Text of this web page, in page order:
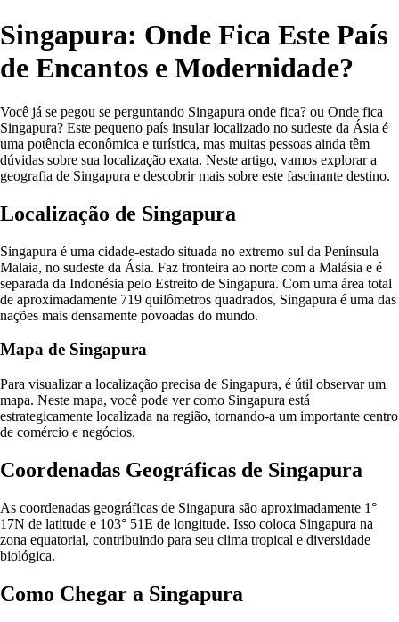
Singapura: Onde Fica Este País
de Encantos e Modernidade?
Você já se pegou se perguntando Singapura onde fica? ou Onde fica
Singapura? Este pequeno país insular localizado no sudeste da Ásia é
uma potência econômica e turística, mas muitas pessoas ainda têm
dúvidas sobre sua localização exata. Neste artigo, vamos explorar a
geografia de Singapura e descobrir mais sobre este fascinante destino.
Localização de Singapura
Singapura é uma cidade-estado situada no extremo sul da Península
Malaia, no sudeste da Ásia. Faz fronteira ao norte com a Malásia e é
separada da Indonésia pelo Estreito de Singapura. Com uma área total
de aproximadamente 719 quilômetros quadrados, Singapura é uma das
nações mais densamente povoadas do mundo.
Mapa de Singapura
Para visualizar a localização precisa de Singapura, é útil observar um
mapa. Neste mapa, você pode ver como Singapura está
estrategicamente localizada na região, tornando-a um importante centro
de comércio e negócios.
Coordenadas Geográficas de Singapura
As coordenadas geográficas de Singapura são aproximadamente 1°
17N de latitude e 103° 51E de longitude. Isso coloca Singapura na
zona equatorial, contribuindo para seu clima tropical e diversidade
biológica.
Como Chegar a Singapura